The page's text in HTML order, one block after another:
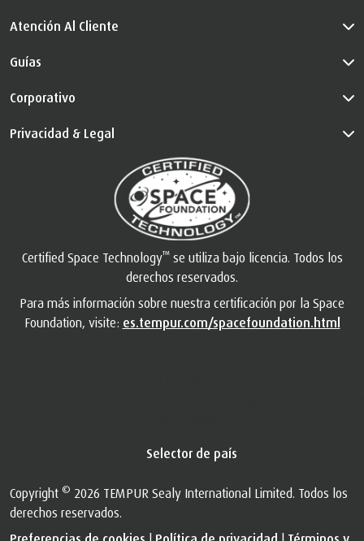
Atención Al Cliente
Guías
Corporativo
Privacidad & Legal
Certified Space Technology™se utiliza bajo licencia. Todos los
derechos reservados.
Para más información sobre nuestra certificación por la Space
Foundation, visite: es.tempur.com/spacefoundation.html
Selector de país
Copyright © 2026 TEMPUR Sealy International Limited. Todos los
derechos reservados.